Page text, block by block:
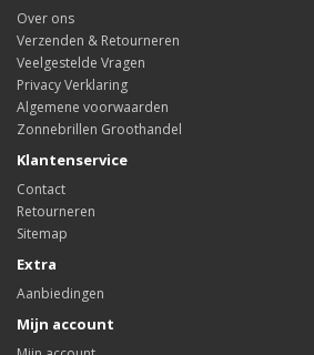
Over ons
Verzenden & Retourneren
Veelgestelde Vragen
Privacy Verklaring
Algemene voorwaarden
Zonnebrillen Groothandel
Klantenservice
Contact
Retourneren
Sitemap
Extra
Aanbiedingen
Mijn account